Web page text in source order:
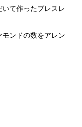
て作ったブレスレ
ンドの数をアレン